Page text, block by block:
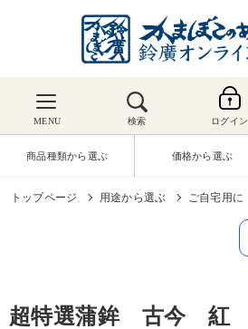
MENU 検索 ログイン
商品種類から選ぶ 価格から選ぶ
トップページ 用途から選ぶ ご自宅用に
超特選蒲鉾 古今 紅